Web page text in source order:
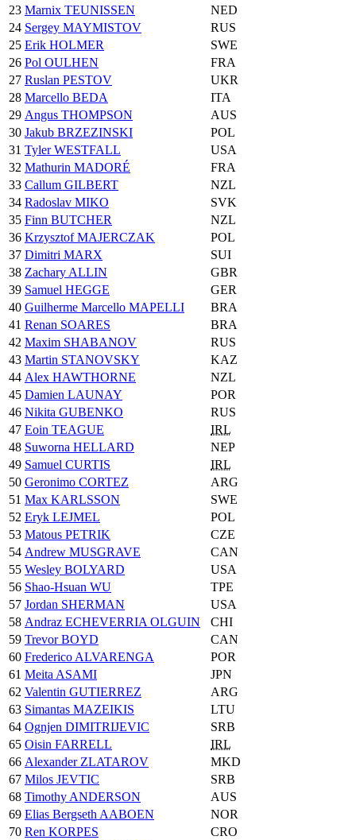
23 Marnix TEUNISSEN
NED
24 Sergey MAYMISTOV
RUS
25 Erik HOLMER
SWE
26 Pol OULHEN
FRA
27 Ruslan PESTOV
UKR
28 Marcello BEDA
ITA
29 Angus THOMPSON
AUS
30 Jakub BRZEZINSKI
POL
31 Tyler WESTFALL
USA
32 Mathurin MADORÉ
FRA
33 Callum GILBERT
NZL
34 Radoslav MIKO
SVK
35 Finn BUTCHER
NZL
36 Krzysztof MAJERCZAK
POL
37 Dimitri MARX
SUI
38 Zachary ALLIN
GBR
39 Samuel HEGGE
GER
40 Guilherme Marcello MAPELLI
BRA
41 Renan SOARES
BRA
42 Maxim SHABANOV
RUS
43 Martin STANOVSKY
KAZ
44 Alex HAWTHORNE
NZL
45 Damien LAUNAY
POR
46 Nikita GUBENKO
RUS
47 Eoin TEAGUE
IRL
48 Suworna HELLARD
NEP
49 Samuel CURTIS
IRL
50 Geronimo CORTEZ
ARG
51 Max KARLSSON
SWE
52 Eryk LEJMEL
POL
53 Matous PETRIK
CZE
54 Andrew MUSGRAVE
CAN
55 Wesley BOLYARD
USA
56 Shao-Hsuan WU
TPE
57 Jordan SHERMAN
USA
58 Andraz ECHEVERRIA OLGUIN
CHI
59 Trevor BOYD
CAN
60 Frederico ALVARENGA
POR
61 Meita ASAMI
JPN
62 Valentin GUTIERREZ
ARG
63 Simantas MAZEIKIS
LTU
64 Ognjen DIMITRIJEVIC
SRB
65 Oisin FARRELL
IRL
66 Alexander ZLATAROV
MKD
67 Milos JEVTIC
SRB
68 Timothy ANDERSON
AUS
69 Elias Bergseth AABOEN
NOR
70 Ren KORPES
CRO